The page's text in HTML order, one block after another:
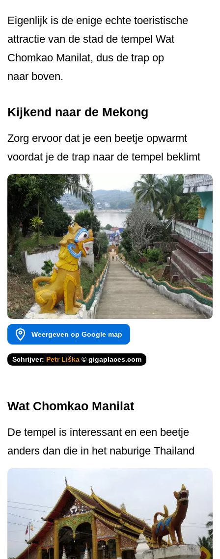
Eigenlijk is de enige echte toeristische
attractie van de stad de tempel Wat
Chomkao Manilat, dus de trap op
naar boven.
Kijkend naar de Mekong
Zorg ervoor dat je een beetje opwarmt
voordat je de trap naar de tempel beklimt
Weergeven op Google map
Schrijver: Petr Liška © gigaplaces.com
Wat Chomkao Manilat
De tempel is interessant en een beetje
anders dan die in het naburige Thailand